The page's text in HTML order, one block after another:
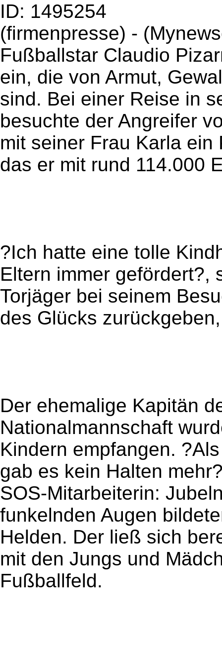
ID: 1495254
(firmenpresse) -
Fußballstar Claudio
ein, die von Armut,
sind. Bei einer Reise in
besuchte der Angreifer
mit seiner Frau Karla ein
das er mit rund 114.000
?Ich hatte eine tolle
Eltern immer gefördert?,
Torjäger bei seinem
des Glücks
Der ehemalige Kapitän
Nationalmannschaft
Kindern empfangen.
gab es kein Halten
SOS-Mitarbeiterin:
funkelnden Augen
Helden. Der ließ sich
mit den Jungs und
Fußballfeld.